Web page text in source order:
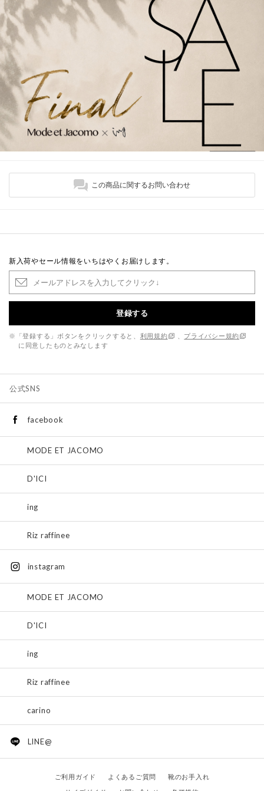
この商品に関するお問い合わせ
新入荷やセール情報をいちはやくお届けします。
登録する
※「登録する」ボタンをクリックすると、 利用規約
プライバシー規約
に同意したものとみなします
公式SNS
facebook
MODE ET JACOMO
D'ICI
ing
Riz raffinee
instagram
MODE ET JACOMO
D'ICI
ing
Riz raffinee
carino
LINE@
ご利用ガイド よくあるご質問
靴のお手入れ